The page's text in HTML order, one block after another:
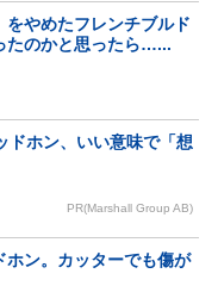
をやめたフレンチブルド
たのかと思ったら…...
ドホン、いい意味で「想
PR(Marshall Group AB)
ホン。カッターでも傷が